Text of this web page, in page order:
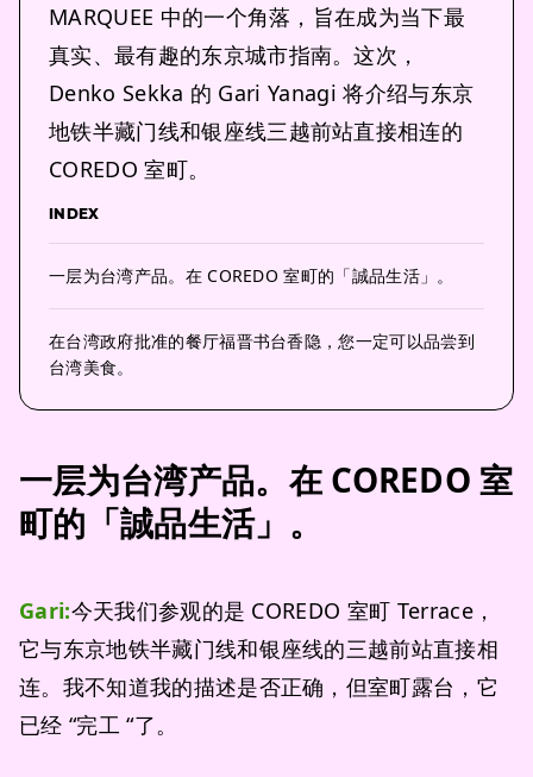
MARQUEE 中的一个角落，旨在成为当下最
真实、最有趣的东京城市指南。这次，
Denko Sekka 的 Gari Yanagi 将介绍与东京
地铁半藏门线和银座线三越前站直接相连的
COREDO 室町。
INDEX
一层为台湾产品。在 COREDO 室町的「誠品生活」。
在台湾政府批准的餐厅福晋书台香隐，您一定可以品尝到
台湾美食。
一层为台湾产品。在 COREDO 室
町的「誠品生活」。
Gari:今天我们参观的是 COREDO 室町 Terrace，
它与东京地铁半藏门线和银座线的三越前站直接相
连。我不知道我的描述是否正确，但室町露台，它
已经 “完工 “了。